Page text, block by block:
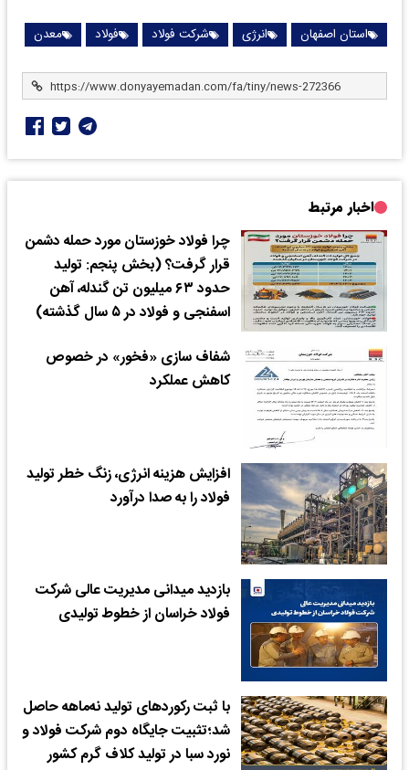
استان اصفهان انرژی شرکت فولاد فولاد معدن
اخبار مرتبط
چرا فولاد خوزستان مورد حمله دشمن
قرار گرفت؟ (بخش پنجم: تولید
حدود ۶۳ میلیون تن گندله، آهن
اسفنجی و فولاد در ۵ سال گذشته)
شفاف سازی «فخور» در خصوص
کاهش عملکرد
افزایش هزینه انرژی، زنگ خطر تولید
فولاد را به صدا درآورد
بازدید میدانی مدیریت عالی شرکت
فولاد خراسان از خطوط تولیدی
با ثبت رکوردهای تولید نه‌ماهه حاصل
شد؛تثبیت جایگاه دوم شرکت فولاد و
نورد سبا در تولید کلاف گرم کشور